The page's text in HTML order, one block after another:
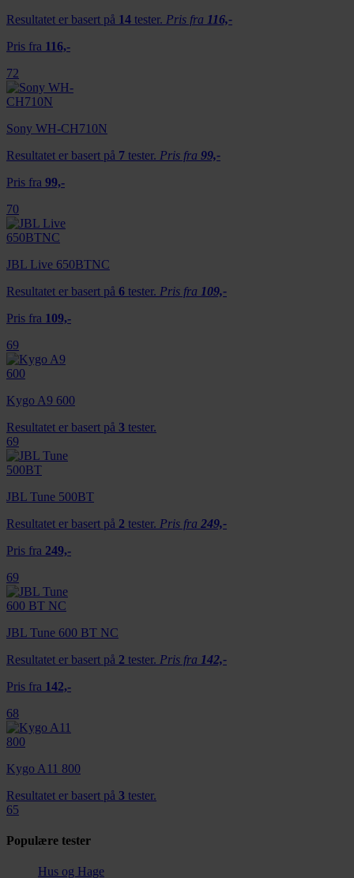
Resultatet er basert på 14 tester. Pris fra 116,-
Pris fra 116,-
72
Sony WH-CH710N
Resultatet er basert på 7 tester. Pris fra 99,-
Pris fra 99,-
70
JBL Live 650BTNC
Resultatet er basert på 6 tester. Pris fra 109,-
Pris fra 109,-
69
Kygo A9 600
Resultatet er basert på 3 tester.
69
JBL Tune 500BT
Resultatet er basert på 2 tester. Pris fra 249,-
Pris fra 249,-
69
JBL Tune 600 BT NC
Resultatet er basert på 2 tester. Pris fra 142,-
Pris fra 142,-
68
Kygo A11 800
Resultatet er basert på 3 tester.
65
Populære tester
Hus og Hage